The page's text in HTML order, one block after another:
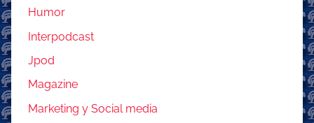
Humor
Interpodcast
Jpod
Magazine
Marketing y Social media